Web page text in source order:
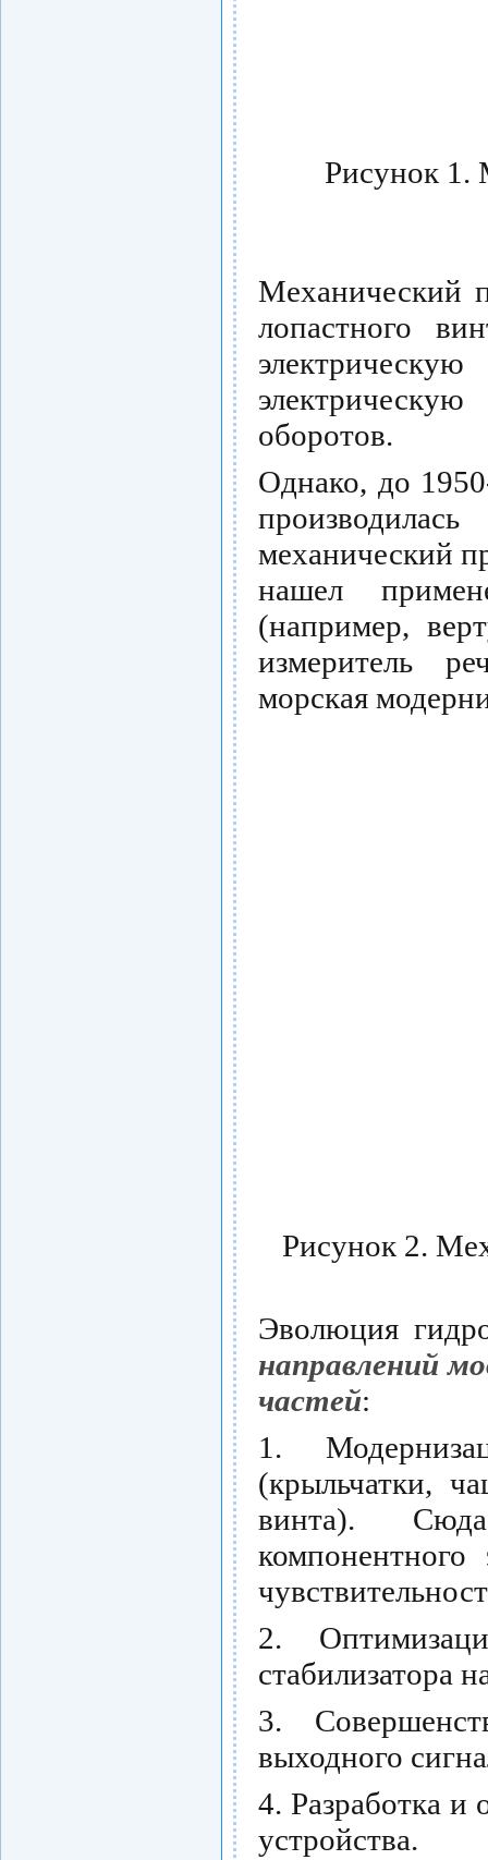
Рисунок 1.
Механический
лопастного
оборотов.
Однако, до
механический
нашел
(например,
измеритель
морская
Рисунок 2.
Эволюция
направлений
частей:
1.
(крыльчатки,
винта).
2.
стабилизатора
3.
выходного
4. Разработка и
устройства.